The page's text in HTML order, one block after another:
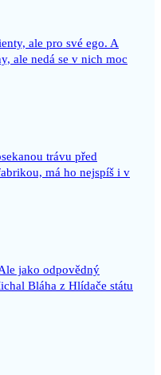
ale pro své ego. A
ale nedá se v nich moc
trávu před
má ho nejspíš i v
jako odpovědný
Bláha z Hlídače státu